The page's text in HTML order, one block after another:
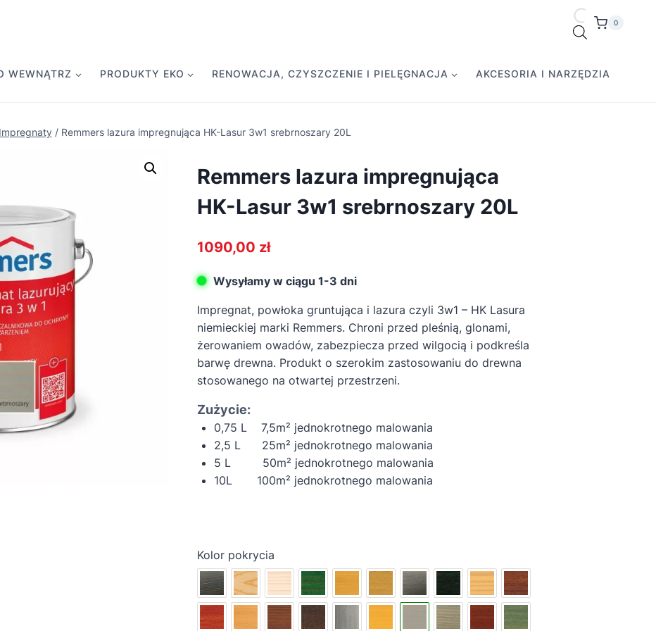
0
WEWNĄTRZ PRODUKTY EKO RENOWACJA, CZYSZCZENIE I PIELĘGNACJA AKCESORIA I NARZĘDZIA
Impregnaty / Remmers lazura impregnująca HK-Lasur 3w1 srebrnoszary 20L
Remmers lazura impregnująca
HK-Lasur 3w1 srebrnoszary 20L
1090,00 zł
Wysyłamy w ciągu 1-3 dni
Impregnat, powłoka gruntująca i lazura czyli 3w1 – HK Lasura
niemieckiej marki Remmers. Chroni przed pleśnią, glonami,
żerowaniem owadów, zabezpiecza przed wilgocią i podkreśla
barwę drewna. Produkt o szerokim zastosowaniu do drewna
stosowanego na otwartej przestrzeni.
Zużycie:
0,75 L 7,5m² jednokrotnego malowania
2,5 L 25m² jednokrotnego malowania
5 L 50m² jednokrotnego malowania
10L 100m² jednokrotnego malowania
Kolor pokrycia